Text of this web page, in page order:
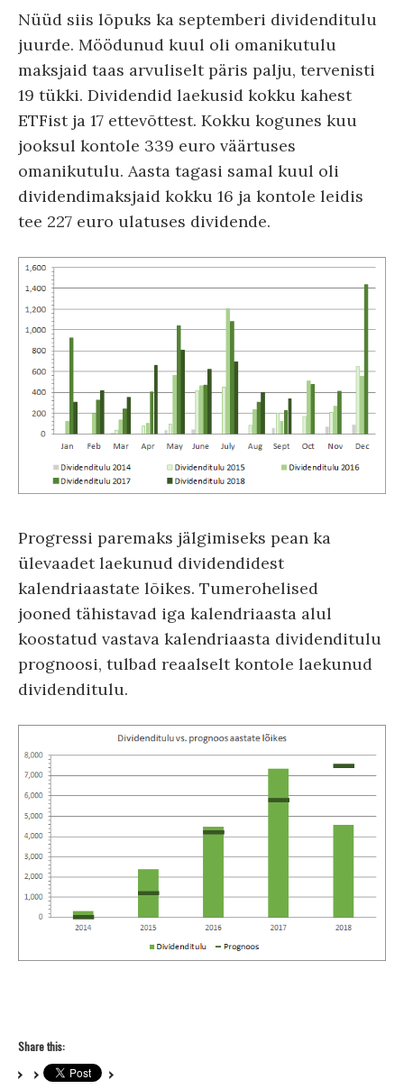
Nüüd siis lõpuks ka septemberi dividenditulu
juurde. Möödunud kuul oli omanikutulu
maksjaid taas arvuliselt päris palju, tervenisti
19 tükki. Dividendid laekusid kokku kahest
ETFist ja 17 ettevõttest. Kokku kogunes kuu
jooksul kontole 339 euro väärtuses
omanikutulu. Aasta tagasi samal kuul oli
dividendimaksjaid kokku 16 ja kontole leidis
tee 227 euro ulatuses dividende.
Progressi paremaks jälgimiseks pean ka
ülevaadet laekunud dividendidest
kalendriaastate lõikes. Tumerohelised
jooned tähistavad iga kalendriaasta alul
koostatud vastava kalendriaasta dividenditulu
prognoosi, tulbad reaalselt kontole laekunud
dividenditulu.
Share this: